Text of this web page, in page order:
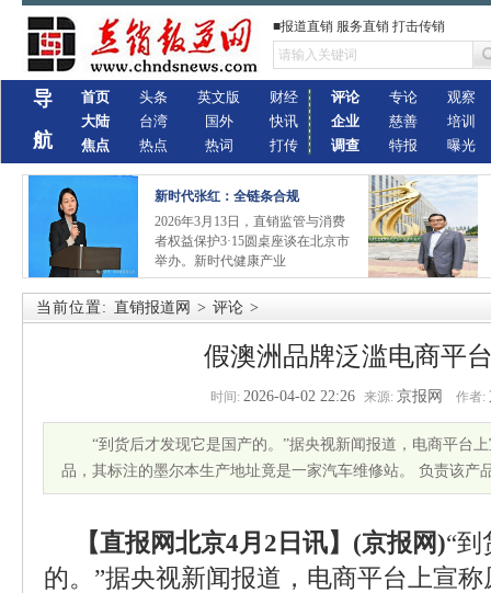
■报道直销 服务直销 打击传销
导
航
首页
大陆
焦点
头条
台湾
热点
英文版
国外
热词
财经
快讯
打传
评论
企业
调查
专论
慈善
特报
观察
培训
曝光
新时代张红：全链条合规
2026年3月13日，直销监管与消费
者权益保护3·15圆桌座谈在北京市
举办。新时代健康产业
当前位置: 直销报道网 > 评论 >
假澳洲品牌泛滥电商平
时间: 2026-04-02 22:26 来源: 京报网 作者:
“到货后才发现它是国产的。”据央视新闻报道，电商平台
品，其标注的墨尔本生产地址竟是一家汽车维修站。 负责该产
【直报网北京4月2日讯】(京报网)“
的。”据央视新闻报道，电商平台上宣